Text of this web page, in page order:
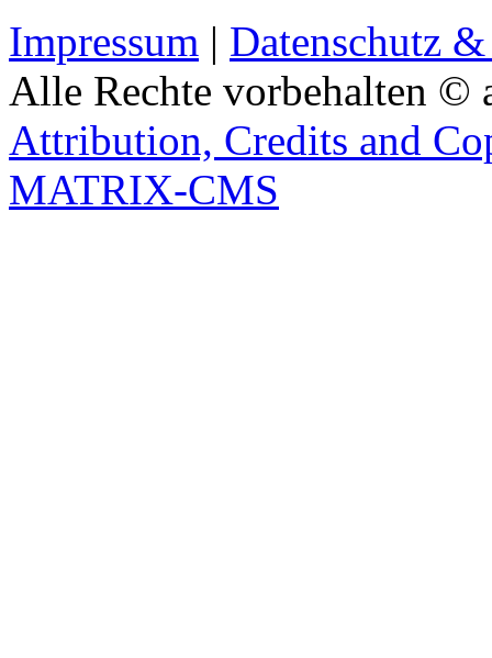
Impressum | Datenschutz
Alle Rechte vorbehalten ©
Attribution, Credits and
MATRIX-CMS